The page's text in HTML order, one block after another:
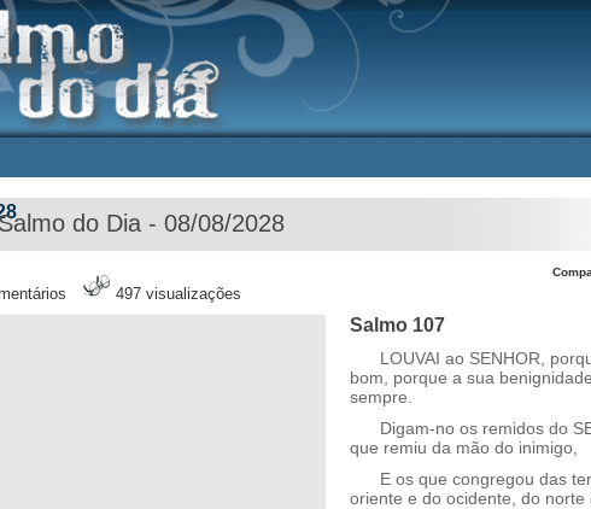
do Dia - 08/08/2028
497 visualizações
Salmo 107
LOUVAI ao SENHOR,
bom, porque a sua
sempre.
Digam-no os remidos do
que remiu da mão do inimigo,
E os que congregou das
oriente e do ocidente, do norte